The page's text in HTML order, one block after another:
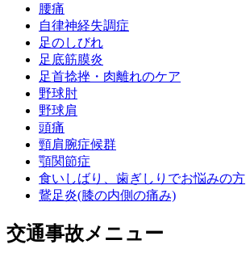
腰痛
自律神経失調症
足のしびれ
足底筋膜炎
足首捻挫・肉離れのケア
野球肘
野球肩
頭痛
頸肩腕症候群
顎関節症
食いしばり、歯ぎしりでお悩みの方
鵞足炎(膝の内側の痛み)
交通事故メニュー